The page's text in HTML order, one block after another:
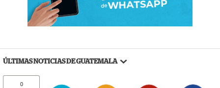
ÚLTIMAS NOTICIAS DE GUATEMALA
0